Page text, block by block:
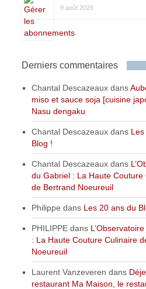
9 août 2026
Derniers commentaires
Chantal Descazeaux dans
miso et sauce soja [cuisine
Nasu dengaku
Chantal Descazeaux dans
Blog !
Chantal Descazeaux dans
du Gabriel : La Haute Couture
de Bertrand Noeureuil
Philippe dans Les 20 ans du
PHILIPPE dans
: La Haute Couture Culinaire
Noeureuil
Laurent Vanzeveren dans
restaurant Ma Maison, le